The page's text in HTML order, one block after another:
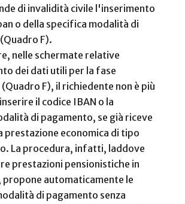
di invalidità civile l'inserimento
o della specifica modalità di
F).
nelle schermate relative
dei dati utili per la fase
F), il richiedente non è più
il codice IBAN o la
di pagamento, se già riceve
prestazione economica di tipo
La procedura, infatti, laddove
prestazioni pensionistiche in
propone automaticamente le
di pagamento senza